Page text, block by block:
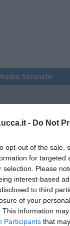
- Do Not
opt-out of the sale,
for targeted
selection. Please
interest-based
to third
of your
This information
Participants that
Stronchi
miglioreranno
arricchendo
del futuro
in Maremma